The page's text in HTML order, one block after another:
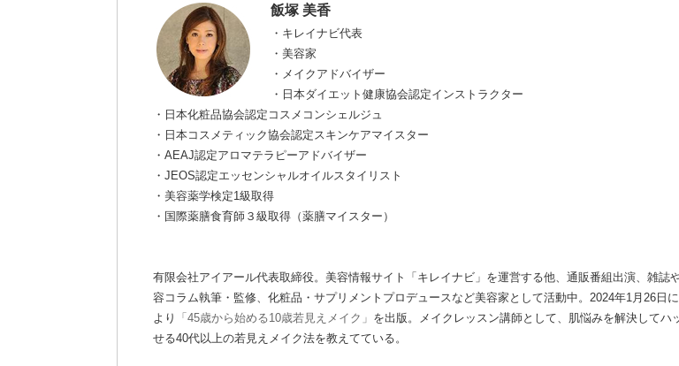
飯塚 美香
・キレイナビ代表
・美容家
・メイクアドバイザー
・日本ダイエット健康協会認定インストラクター
・日本化粧品協会認定コスメコンシェルジュ
・日本コスメティック協会認定スキンケアマイスター
・AEAJ認定アロマテラピーアドバイザー
・JEOS認定エッセンシャルオイルスタイリスト
・美容薬学検定1級取得
・国際薬膳食育師３級取得（薬膳マイスター）
有限会社アイアール代表取締役。美容情報サイト「キレイナビ」を運営する他、通販番組出演、雑誌
容コラム執筆・監修、化粧品・サプリメントプロデュースなど美容家として活動中。2024年1月26日
より
「45歳から始める10歳若見えメイク」 を出版。メイクレッスン講師として、肌悩みを解決してハ
せる40代以上の若見えメイク法を教えてている。